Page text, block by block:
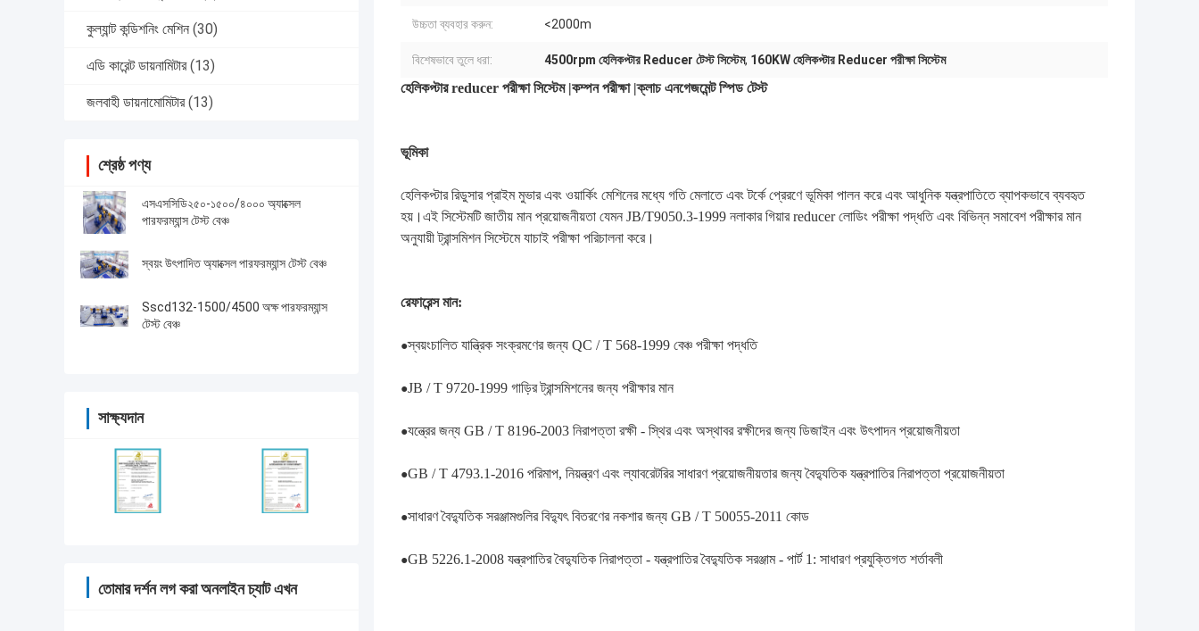
কুল্যান্ট কন্ডিশনিং মেশিন (30)
এডি কারেন্ট ডায়নামিটার (13)
জলবাহী ডায়নামোমিটার (13)
শ্রেষ্ঠ পণ্য
এসএসসিডি২৫০-১৫০০/৪০০০ অ্যাক্সেল
পারফরম্যান্স টেস্ট বেঞ্চ
স্বয়ং উৎপাদিত অ্যাক্সেল পারফরম্যান্স টেস্ট বেঞ্চ
Sscd132-1500/4500 অক্ষ পারফরম্যান্স
টেস্ট বেঞ্চ
সাক্ষ্যদান
তোমার দর্শন লগ করা অনলাইন চ্যাট এখন
উচ্চতা ব্যবহার করুন: <2000m
বিশেষভাবে তুলে ধরা: 4500rpm হেলিকপ্টার Reducer টেস্ট সিস্টেম, 160KW হেলিকপ্টার Reducer পরীক্ষা সিস্টেম
হেলিকপ্টার reducer পরীক্ষা সিস্টেম |কম্পন পরীক্ষা |ক্লাচ এনগেজমেন্ট স্পিড টেস্ট
ভূমিকা
হেলিকপ্টার রিডুসার প্রাইম মুভার এবং ওয়ার্কিং মেশিনের মধ্যে গতি মেলাতে এবং টর্কে প্রেরণে ভূমিকা পালন করে এবং আধুনিক যন্ত্রপাতিতে ব্যাপকভাবে ব্যবহৃত
হয়।এই সিস্টেমটি জাতীয় মান প্রয়োজনীয়তা যেমন JB/T9050.3-1999 নলাকার গিয়ার reducer লোডিং পরীক্ষা পদ্ধতি এবং বিভিন্ন সমাবেশ পরীক্ষার মান
অনুযায়ী ট্রান্সমিশন সিস্টেমে যাচাই পরীক্ষা পরিচালনা করে।
রেফারেন্স মান:
●স্বয়ংচালিত যান্ত্রিক সংক্রমণের জন্য QC / T 568-1999 বেঞ্চ পরীক্ষা পদ্ধতি
●JB / T 9720-1999 গাড়ির ট্রান্সমিশনের জন্য পরীক্ষার মান
●যন্ত্রের জন্য GB / T 8196-2003 নিরাপত্তা রক্ষী - স্থির এবং অস্থাবর রক্ষীদের জন্য ডিজাইন এবং উৎপাদন প্রয়োজনীয়তা
●GB / T 4793.1-2016 পরিমাপ, নিয়ন্ত্রণ এবং ল্যাবরেটরির সাধারণ প্রয়োজনীয়তার জন্য বৈদ্যুতিক যন্ত্রপাতির নিরাপত্তা প্রয়োজনীয়তা
●সাধারণ বৈদ্যুতিক সরঞ্জামগুলির বিদ্যুৎ বিতরণের নকশার জন্য GB / T 50055-2011 কোড
●GB 5226.1-2008 যন্ত্রপাতির বৈদ্যুতিক নিরাপত্তা - যন্ত্রপাতির বৈদ্যুতিক সরঞ্জাম - পার্ট 1: সাধারণ প্রযুক্তিগত শর্তাবলী